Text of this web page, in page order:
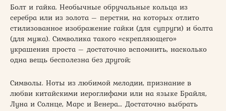
Болт и гайка. Необычные обручальные кольца из
серебра или из золота – перстни, на которых отлито
стилизованное изображение гайки (для супруги) и болта
(для мужа). Символика такого «скрепляющего»
украшения проста – достаточно вспомнить, насколько
одна вещь бесполезна без другой;
Символы. Ноты из любимой мелодии, признание в
любви китайскими иероглифами или на языке Брайля,
Луна и Солнце, Марс и Венера… Достаточно выбрать